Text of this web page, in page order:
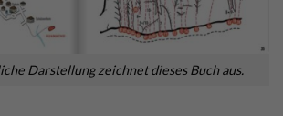
Darstellung zeichnet dieses Buch aus.